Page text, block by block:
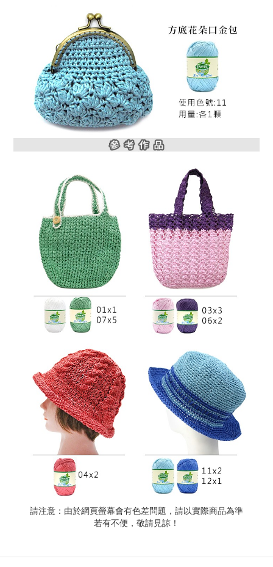
請注意：由於網頁螢幕會有色差問題，請以實際商品為準
若有不便，敬請見諒！